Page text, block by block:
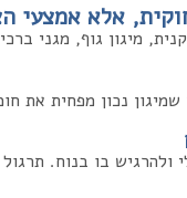
אלא אמצעי
מיגון גוף, מגני
בעד 60%, לפי ממצאים של המרכז
בו בנוח.